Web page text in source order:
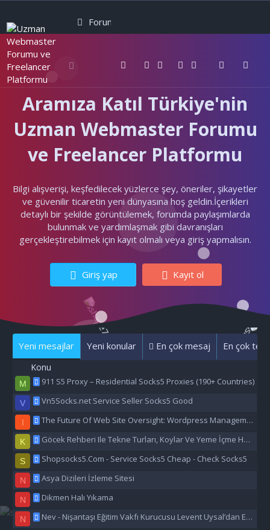
Forumlar
Aramıza Katıl Türkiye'nin
Uzman Webmaster Forumu
ve Freelancer Platformu
Bilgi alışverişi, keşfedilecek yüzlerce şey, öneriler, şikayetler
ve güvenilir ticaretin yeni dünyasına hoş geldin.İçerikleri
detaylı bir şekilde görüntülemek, forumda paylaşımlarda
bulunmak ve yardımlaşmak gibi davranışları
gerçekleştirebilmek için kayıt olmalı veya giriş yapmalısın.
Giriş yap Kayıt ol
Yeni mesajlar Yeni konular En çok mesaj En çok
Konu
M 911 S5 Proxy – Residential Socks5 Proxies (190+ Countries)
V Vn5Socks.net Service Seller Socks5 Good
I The Future Of Web Site Oversight: Wordpress Management Aı
K Göcek Rehberi Ile Tekne Turları, Koylar Ve Yeme İçme Hakkında Eşsiz Bilgiler
S Shopsocks5.Com - Service Socks5 Cheap - Check Socks5
N Asya Dizileri İzleme Sitesi
N Dikmen Halı Yıkama
N Nev - Nişantaşı Eğitim Vakfı Kurucusu Levent Uysal’dan Eğitime Büyük Destek